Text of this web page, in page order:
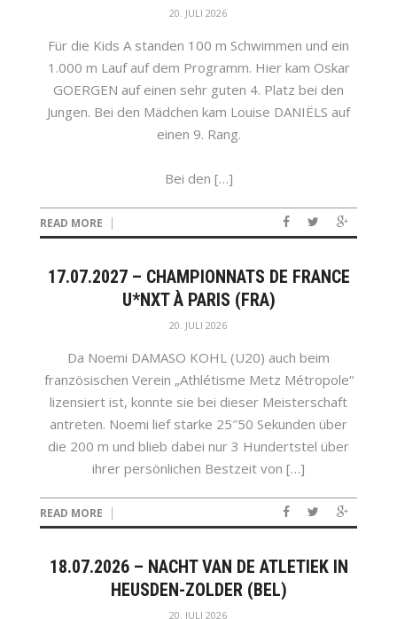
20. JULI 2026
Für die Kids A standen 100 m Schwimmen und ein
1.000 m Lauf auf dem Programm. Hier kam Oskar
GOERGEN auf einen sehr guten 4. Platz bei den
Jungen. Bei den Mädchen kam Louise DANIËLS auf
einen 9. Rang.
Bei den […]
READ MORE
17.07.2027 – CHAMPIONNATS DE FRANCE
U*NXT À PARIS (FRA)
20. JULI 2026
Da Noemi DAMASO KOHL (U20) auch beim
französischen Verein „Athlétisme Metz Métropole“
lizensiert ist, konnte sie bei dieser Meisterschaft
antreten. Noemi lief starke 25″50 Sekunden über
die 200 m und blieb dabei nur 3 Hundertstel über
ihrer persönlichen Bestzeit von […]
READ MORE
18.07.2026 – NACHT VAN DE ATLETIEK IN
HEUSDEN-ZOLDER (BEL)
20. JULI 2026